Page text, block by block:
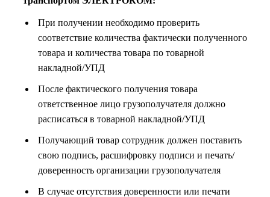
При получении необходимо проверить
соответствие количества фактически полученного
товара и количества товара по товарной
накладной/УПД
После фактического получения товара
ответственное лицо грузополучателя должно
расписаться в товарной накладной/УПД
Получающий товар сотрудник должен поставить
свою подпись, расшифровку подписи и печать/
доверенность организации грузополучателя
В случае отсутствия доверенности или печати